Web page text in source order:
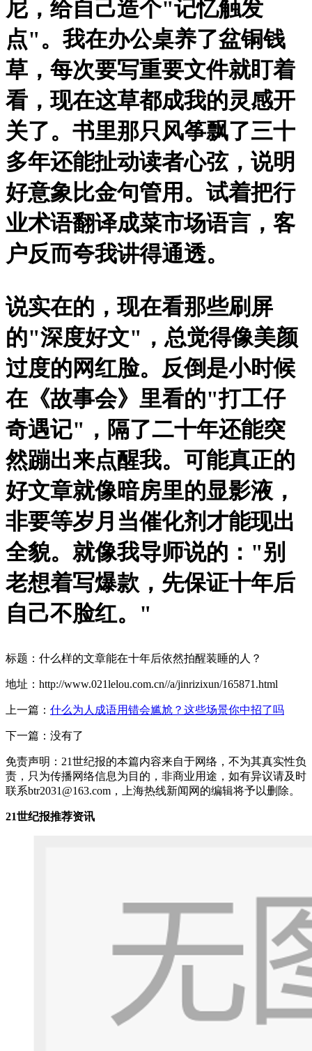
尼，给自己造个"记忆触发
点"。我在办公桌养了盆铜钱
草，每次要写重要文件就盯着
看，现在这草都成我的灵感开
关了。书里那只风筝飘了三十
多年还能扯动读者心弦，说明
好意象比金句管用。试着把行
业术语翻译成菜市场语言，客
户反而夸我讲得通透。
说实在的，现在看那些刷屏
的"深度好文"，总觉得像美颜
过度的网红脸。反倒是小时候
在《故事会》里看的"打工仔
奇遇记"，隔了二十年还能突
然蹦出来点醒我。可能真正的
好文章就像暗房里的显影液，
非要等岁月当催化剂才能现出
全貌。就像我导师说的："别
老想着写爆款，先保证十年后
自己不脸红。"
标题：什么样的文章能在十年后依然拍醒装睡的人？
地址：http://www.021lelou.com.cn//a/jinrizixun/165871.html
上一篇： 什么为人成语用错会尴尬？这些场景你中招了吗
下一篇：没有了
免责声明：21世纪报的本篇内容来自于网络，不为其真实性负
责，只为传播网络信息为目的，非商业用途，如有异议请及时
联系btr2031@163.com，上海热线新闻网的编辑将予以删除。
21世纪报推荐资讯